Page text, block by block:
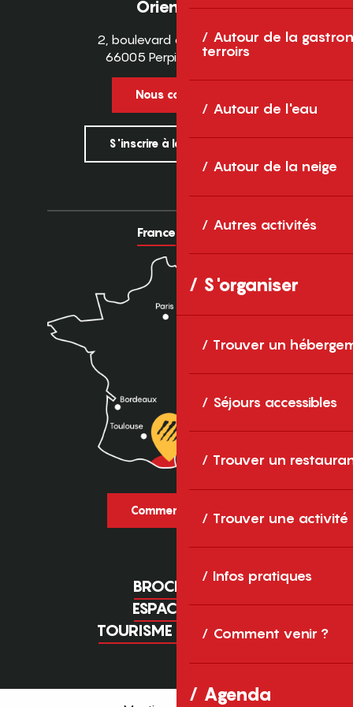
Autour de la
terroirs
Autour de l'eau
Autour de la neige
Autres activités
S'organiser
Trouver un
Séjours accessibles
Trouver un
Trouver une activité
Infos pratiques
Comment venir ?
Agenda
Orientales
2, boulevard des Pyrénées
66005 Perpignan Cedex
Nous contacter
S'inscrire à la newsletter
France Europe
Comment venir ?
BROCHURES
ESPACE PRO
TOURISME D'AFFAIRES